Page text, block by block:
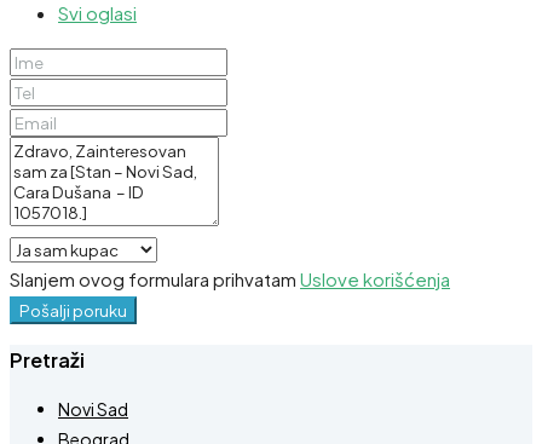
Svi oglasi
Slanjem ovog formulara prihvatam Uslove korišćenja
Pošalji poruku
Pretraži
Novi Sad
Beograd